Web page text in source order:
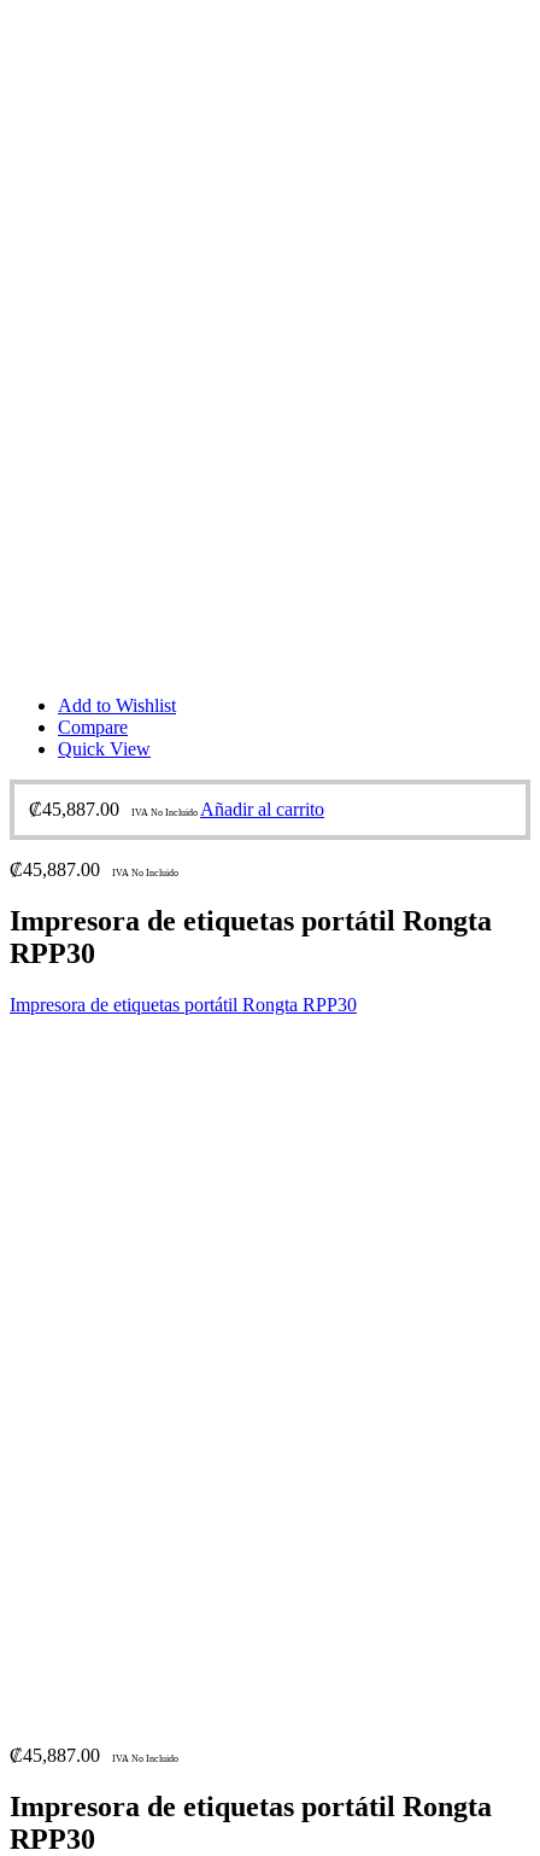
Add to Wishlist
Compare
Quick View
₡45,887.00 IVA No Incluido Añadir al carrito
₡45,887.00 IVA No Incluido
Impresora de etiquetas portátil Rongta
RPP30
Impresora de etiquetas portátil Rongta RPP30
₡45,887.00 IVA No Incluido
Impresora de etiquetas portátil Rongta
RPP30